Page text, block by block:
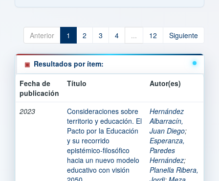
Anterior 1 2 3 4 ... 12 Siguiente
Resultados por ítem:
Fecha de
publicación
Título Autor(es)
2023
Consideraciones sobre
territorio y educación. El
Pacto por la Educación
y su recorrido
epistémico-filosófico
hacia un nuevo modelo
educativo con visión
Hernández
Albarracín,
Juan Diego;
Esperanza,
Paredes
Hernández;
Planella Ribera,